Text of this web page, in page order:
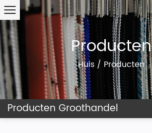
Producten
Huis /Producten
Producten Groothandel